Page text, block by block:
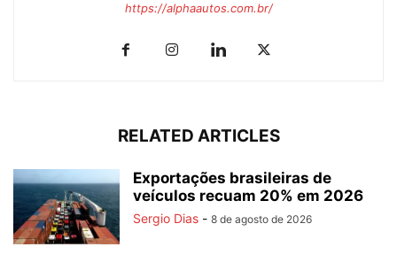
https://alphaautos.com.br/
RELATED ARTICLES
Exportações brasileiras de
veículos recuam 20% em 2026
Sergio Dias - 8 de agosto de 2026